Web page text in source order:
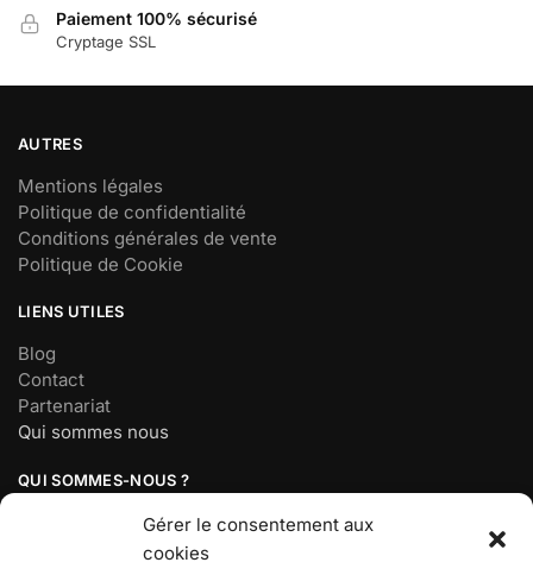
Gérer le consentement aux
cookies
Paiement 100% sécurisé
Cryptage SSL
AUTRES
Mentions légales
Politique de confidentialité
Conditions générales de vente
Politique de Cookie
LIENS UTILES
Blog
Contact
Partenariat
Qui sommes nous
QUI SOMMES-NOUS ?
Société basée à Paris, France
contact@demonsalyer.fr